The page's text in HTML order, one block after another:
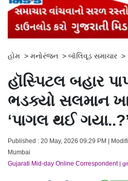
હોમ > મનોરંજન > બૉલિવૂડ સમાચાર >
હૉસ્પિટલ બહાર
ભડક્યો સલમાન
‘પાગલ થઈ
Published : 20 May, 2026 09:29 PM |
Mumbai
Gujarati Mid-day Online Correspondent|